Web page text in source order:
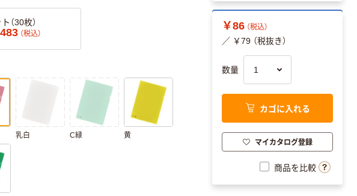
（30枚）
（税込）
乳白 C緑 黄
￥86 （税込）
／ ￥79 （税抜き）
数量
カゴに入れる
マイカタログ登録
商品を比較